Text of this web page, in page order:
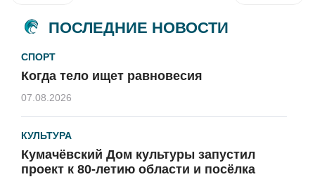
ПОСЛЕДНИЕ НОВОСТИ
СПОРТ
Когда тело ищет равновесия
07.08.2026
КУЛЬТУРА
Кумачёвский Дом культуры запустил
проект к 80-летию области и посёлка